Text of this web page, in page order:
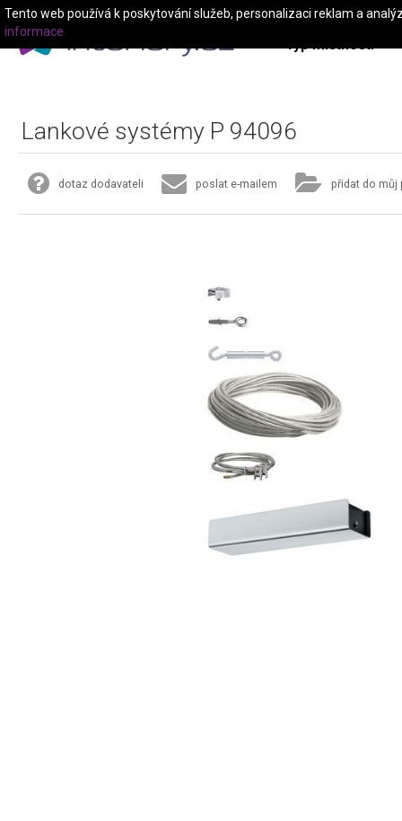
Typ místnosti
Lankové systémy P 94096
dotaz dodavateli poslat e-mailem přidat do můj
Tento web používá k poskytování služeb, personalizaci reklam a
informace